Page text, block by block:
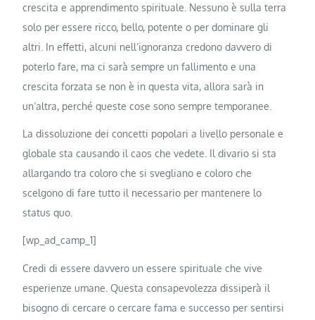
crescita e apprendimento spirituale. Nessuno è sulla terra
solo per essere ricco, bello, potente o per dominare gli
altri. In effetti, alcuni nell’ignoranza credono davvero di
poterlo fare, ma ci sarà sempre un fallimento e una
crescita forzata se non è in questa vita, allora sarà in
un’altra, perché queste cose sono sempre temporanee.
La dissoluzione dei concetti popolari a livello personale e
globale sta causando il caos che vedete. Il divario si sta
allargando tra coloro che si svegliano e coloro che
scelgono di fare tutto il necessario per mantenere lo
status quo.
[wp_ad_camp_1]
Credi di essere davvero un essere spirituale che vive
esperienze umane. Questa consapevolezza dissiperà il
bisogno di cercare o cercare fama e successo per sentirsi